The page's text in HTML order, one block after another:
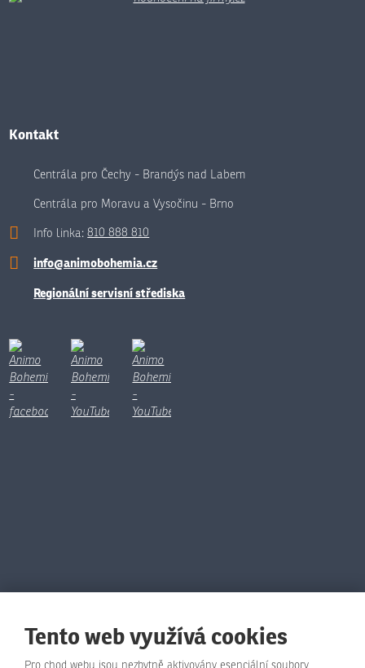
Kontakt
Centrála pro Čechy - Brandýs nad Labem
Centrála pro Moravu a Vysočinu - Brno
Info linka:810 888 810
info@animobohemia.cz
Regionální servisní střediska
Tento web využívá cookies
Pro chod webu jsou nezbytně aktivovány esenciální soubory